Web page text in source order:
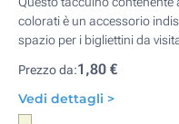
colorati è un accessorio
spazio per i bigliettini da
Prezzo da:1,80 €
Vedi dettagli >